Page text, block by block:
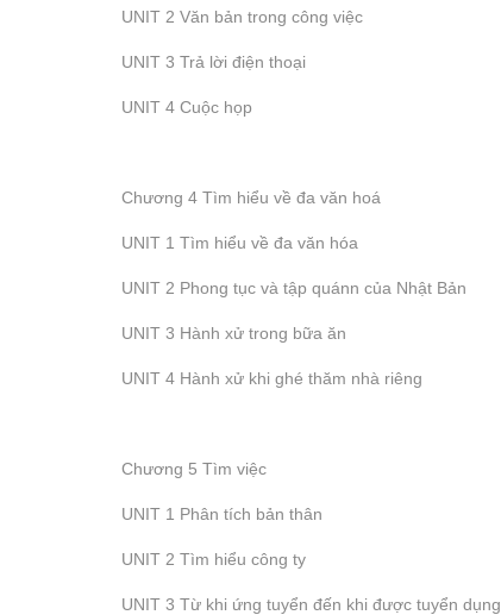
UNIT 2 Văn bản trong công việc
UNIT 3 Trả lời điện thoại
UNIT 4 Cuộc họp
Chương 4 Tìm hiểu về đa văn hoá
UNIT 1 Tìm hiểu về đa văn hóa
UNIT 2 Phong tục và tập quánn của Nhật Bản
UNIT 3 Hành xử trong bữa ăn
UNIT 4 Hành xử khi ghé thăm nhà riêng
Chương 5 Tìm việc
UNIT 1 Phân tích bản thân
UNIT 2 Tìm hiểu công ty
UNIT 3 Từ khi ứng tuyển đến khi được tuyển dụng